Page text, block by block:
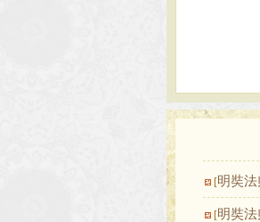
[明奘法
[明奘法